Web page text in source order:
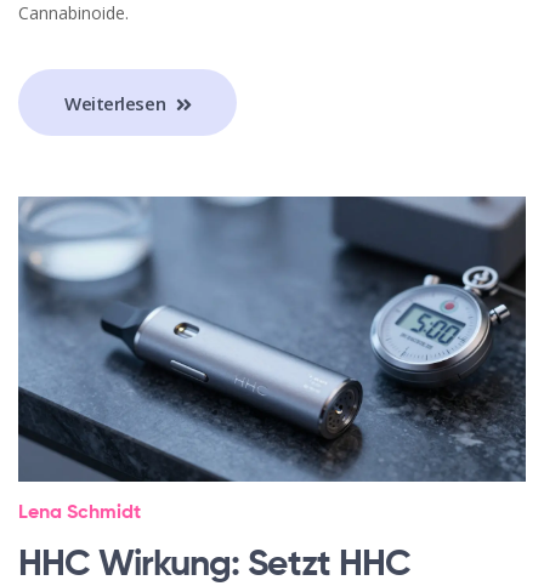
Cannabinoide.
Weiterlesen
Lena Schmidt
HHC Wirkung: Setzt HHC